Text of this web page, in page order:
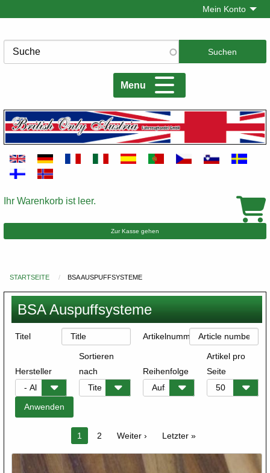
zum
Mein Konto
Suche
Menu
Warenkorb
Ihr Warenkorb ist leer.
Zur Kasse gehen
Du
bist
hier
STARTSEITE BSA AUSPUFFSYSTEME
BSA Auspuffsysteme
Titel Artikelnummer
Hersteller
Sortieren
nach
Reihenfolge
Artikel pro
Seite
Seitennummerierung
Aktuelle
1 Seite
2
Nächste
Weiter ›
Letzte
Letzter »